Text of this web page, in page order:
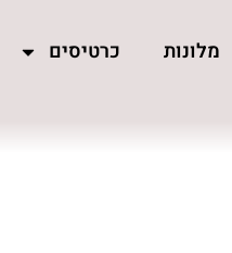
מלונות כרטיסים